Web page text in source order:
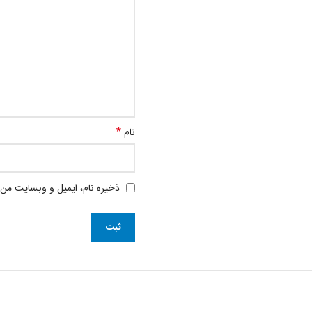
نام*
ذخیره نام، ایمیل و وبسایت